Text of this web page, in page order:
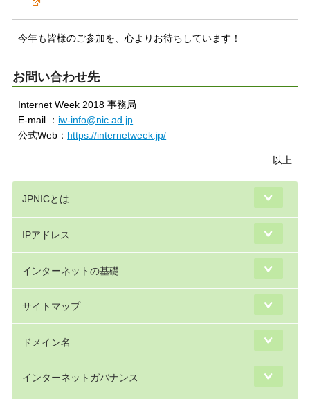
今年も皆様のご参加を、心よりお待ちしています！
お問い合わせ先
Internet Week 2018 事務局
E-mail ： iw-info@nic.ad.jp
公式Web： https://internetweek.jp/
以上
JPNICとは
IPアドレス
インターネットの基礎
サイトマップ
ドメイン名
インターネットガバナンス